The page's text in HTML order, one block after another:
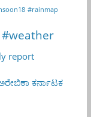
#rainmap
#weather
report
ಕರ್ನಾಟಕ